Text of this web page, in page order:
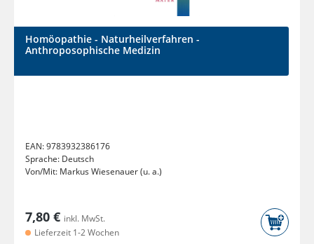
Homöopathie - Naturheilverfahren -
Anthroposophische Medizin
EAN:9783932386176
Sprache: Deutsch
Von/Mit: Markus Wiesenauer (u. a.)
7,80 € inkl. MwSt.
Lieferzeit 1-2 Wochen